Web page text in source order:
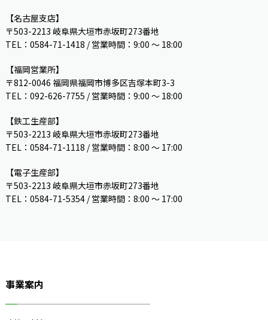
【名古屋支店】
〒503-2213 岐阜県大垣市赤坂町273番地
TEL：0584-71-1418 / 営業時間：9:00 ～ 18:00
【福岡営業所】
〒812-0046 福岡県福岡市博多区吉塚本町3-3
TEL：092-626-7755 / 営業時間：9:00 〜 18:00
【鉄工生産部】
〒503-2213 岐阜県大垣市赤坂町273番地
TEL：0584-71-1118 / 営業時間：8:00 ～ 17:00
【電子生産部】
〒503-2213 岐阜県大垣市赤坂町273番地
TEL：0584-71-5354 / 営業時間：8:00 〜 17:00
事業案内